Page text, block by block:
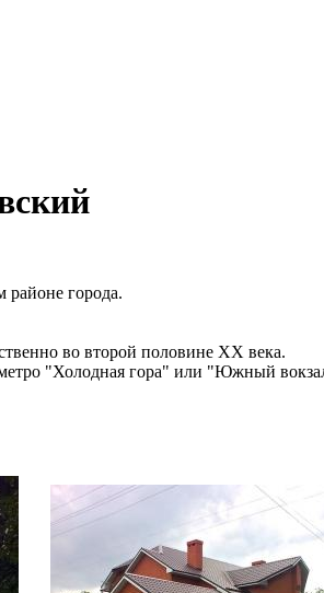
города.
во второй половине ХХ века.
"Холодная гора" или "Южный